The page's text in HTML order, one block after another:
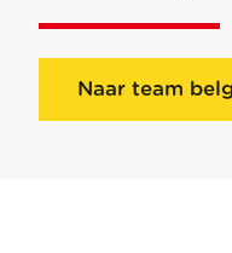
Naar team